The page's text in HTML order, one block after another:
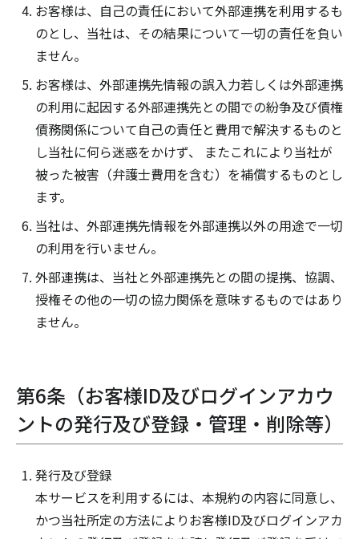
お客様は、自己の責任において外部連携を利用するも
のとし、当社は、その結果について一切の責任を負い
ません。
お客様は、外部連携先情報の誤入力若しくは外部連携
の利用に起因する外部連携先との間での紛争及び債権
債務関係について自己の責任と費用で解決するものと
し当社に何ら迷惑をかけず、 またこれにより当社が
被った被害（弁護士費用を含む）を補償するものとし
ます。
当社は、外部連携先情報を外部連携以外の用途で一切
の利用を行いません。
外部連携は、当社と外部連携先との間の提携、協調、
授権その他の一切の協力関係を意味するものではあり
ません。
第6条（お客様ID及びログインアカウ
ントの発行及び登録・管理・削除等）
発行及び登録
本サービスを利用するには、本規約の内容に同意し、
かつ当社所定の方法によりお客様ID及びログインアカ